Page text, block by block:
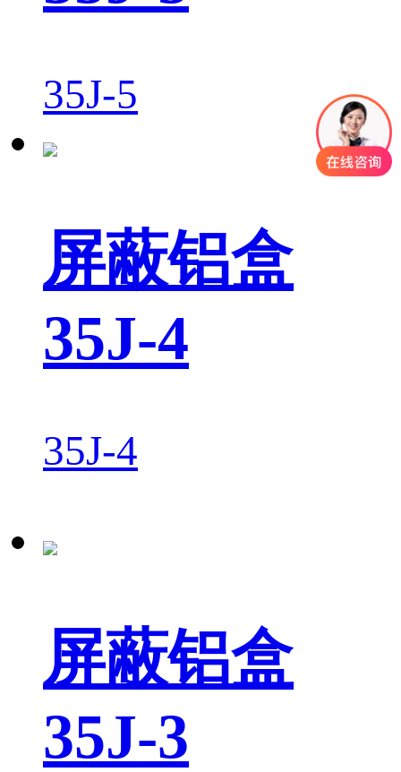
35J-5
屏蔽铝盒
35J-4
35J-4
屏蔽铝盒
35J-3